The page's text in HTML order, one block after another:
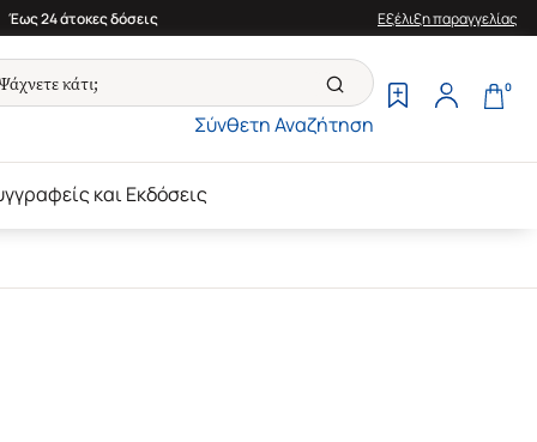
Έως 24 άτοκες δόσεις Εξέλιξη παραγγελίας
Σύνθετη Αναζήτηση
0
και Εκδόσεις